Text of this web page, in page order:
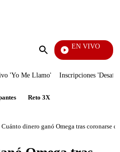
Enviar
EN VIVO
Día
'Yo Me Llamo' Inscripciones
Reto 3X
Cuánto dinero ganó Omega tras